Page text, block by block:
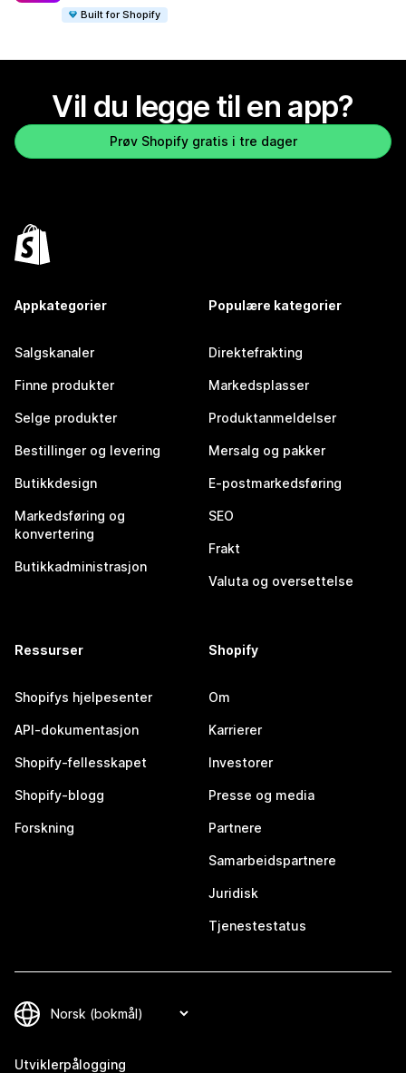
Built for Shopify
Vil du legge til en app?
Prøv Shopify gratis i tre dager
Appkategorier
Salgskanaler
Finne produkter
Selge produkter
Bestillinger og levering
Butikkdesign
Markedsføring og
konvertering
Butikkadministrasjon
Populære kategorier
Direktefrakting
Markedsplasser
Produktanmeldelser
Mersalg og pakker
E-postmarkedsføring
SEO
Frakt
Valuta og oversettelse
Ressurser
Shopifys hjelpesenter
API-dokumentasjon
Shopify-fellesskapet
Shopify-blogg
Forskning
Shopify
Om
Karrierer
Investorer
Presse og media
Partnere
Samarbeidspartnere
Juridisk
Tjenestestatus
Utviklerpålogging